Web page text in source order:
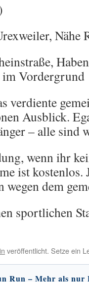
Nähe
im Vordergrund
verdiente
Ausblick.
– alle sind
wenn ihr
ist kostenlos.
wegen dem
sportlichen
veröffentlicht. Setze ein